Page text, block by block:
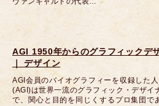
AGI 1950年からのグラフィックデ
｜ デザイン
AGI会員のバイオグラフィーを収録した
(AGI)は世界一流のグラフィック・デザイ
で、関心と目的を同じくするプロ集団で